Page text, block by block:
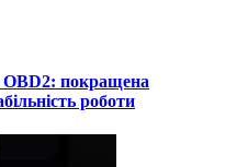
покращена
роботи